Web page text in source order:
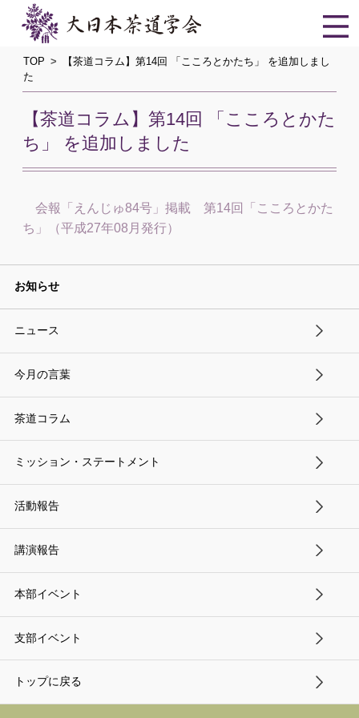
TOP
【茶道コラム】第14回 「こころとかたち」 を追加しまし
た
【茶道コラム】第14回 「こころとかた
ち」 を追加しました
会報「えんじゅ84号」掲載 第14回「こころとかた
ち」（平成27年08月発行）
お知らせ
ニュース
今月の言葉
茶道コラム
ミッション・ステートメント
活動報告
講演報告
本部イベント
支部イベント
トップに戻る